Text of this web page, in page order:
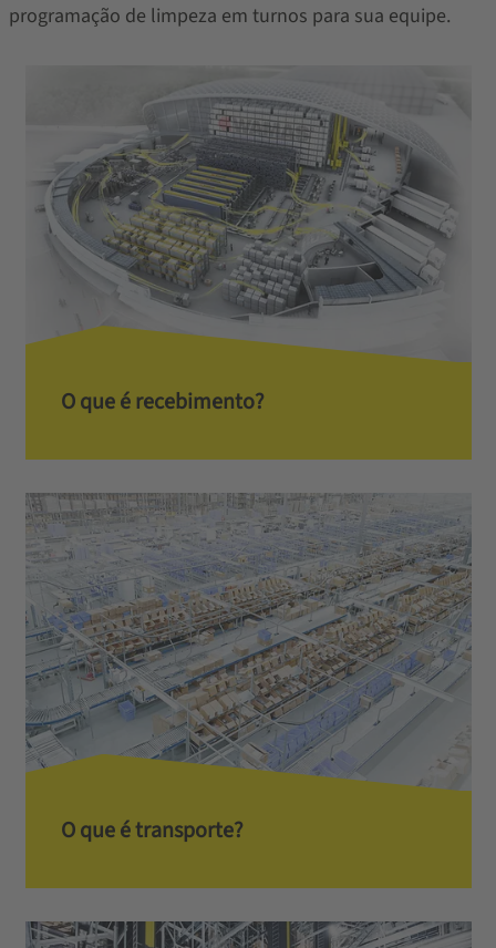
programação de limpeza em turnos para sua equipe.
O que é recebimento?
O que é transporte?